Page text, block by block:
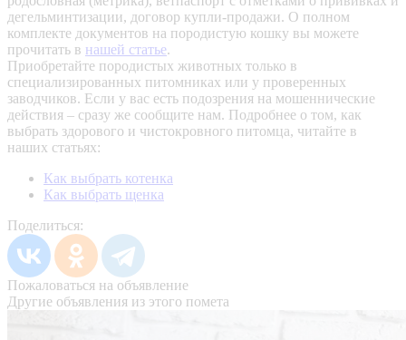
дегельминтизации, договор купли-продажи. О полном
комплекте документов на породистую кошку вы можете
прочитать в нашей статье.
Приобретайте породистых животных только в
специализированных питомниках или у проверенных
заводчиков. Если у вас есть подозрения на мошеннические
действия – сразу же сообщите нам. Подробнее о том, как
выбрать здорового и чистокровного питомца, читайте в
наших статьях:
Как выбрать котенка
Как выбрать щенка
Поделиться:
Пожаловаться на объявление
Другие объявления из этого помета